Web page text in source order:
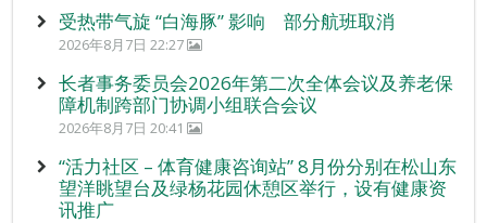
受热带气旋 “白海豚” 影响 部分航班取消
2026年8月7日 22:27
长者事务委员会2026年第二次全体会议及养老保
障机制跨部门协调小组联合会议
2026年8月7日 20:41
“活力社区 – 体育健康咨询站” 8月份分别在松山东
望洋眺望台及绿杨花园休憩区举行，设有健康资
讯推广